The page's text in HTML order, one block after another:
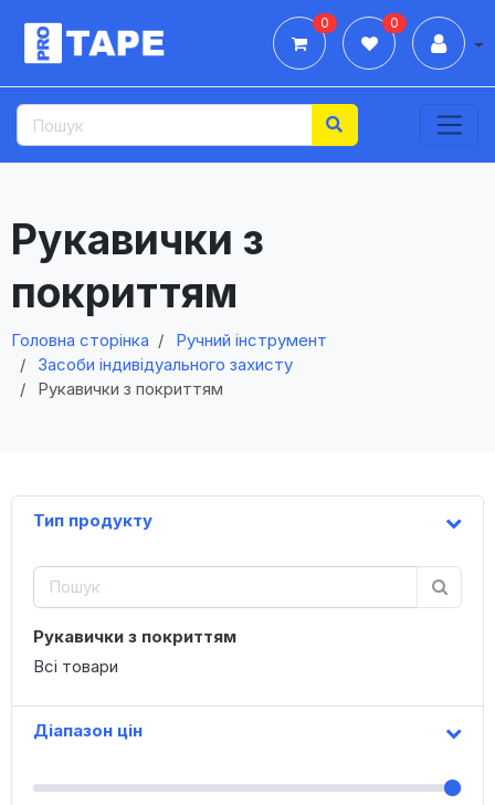
0 0
Рукавички з
покриттям
Головна сторінка
Ручний інструмент
Засоби індивідуального захисту
Рукавички з покриттям
Тип продукту
Рукавички з покриттям
Всі товари
Діапазон цін